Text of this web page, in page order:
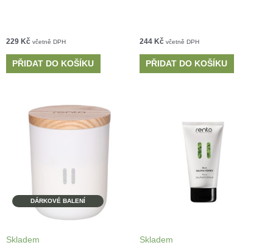
229 Kč včetně DPH
PŘIDAT DO KOŠÍKU
244 Kč včetně DPH
PŘIDAT DO KOŠÍKU
DÁRKOVÉ BALENÍ
Skladem
Skladem